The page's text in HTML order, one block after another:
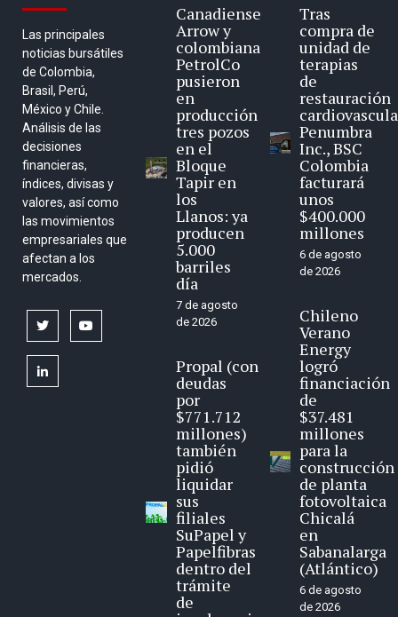
Las principales
noticias bursátiles
de Colombia,
Brasil, Perú,
México y Chile.
Análisis de las
decisiones
financieras,
índices, divisas y
valores, así como
las movimientos
empresariales que
afectan a los
mercados.
twitter
linkedin
Canadiense
Arrow y
colombiana
PetrolCo
pusieron
en
producción
tres pozos
en el
Bloque
Tapir en
los
Llanos: ya
producen
5.000
barriles
día
7 de agosto
de 2026
Propal (con
deudas
por
$771.712
millones)
también
pidió
liquidar
sus
filiales
SuPapel y
Papelfibras
dentro del
trámite
de
Tras
compra de
unidad de
terapias
de
restauración
Penumbra
Inc., BSC
Colombia
facturará
unos
$400.000
millones
6 de agosto
de 2026
Chileno
Verano
Energy
logró
financiación
de
$37.481
millones
para la
construcción
de planta
fotovoltaica
Chicalá
en
Sabanalarga
(Atlántico)
6 de agosto
de 2026